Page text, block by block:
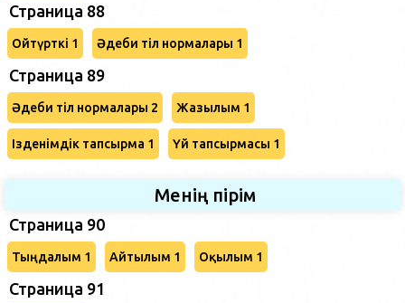
Страница 88
Ойтүрткі 1 Әдеби тіл нормалары 1
Страница 89
Әдеби тіл нормалары 2 Жазылым 1
Ізденімдік тапсырма 1 Үй тапсырмасы 1
Менің пірім
Страница 90
Тыңдалым 1 Айтылым 1 Оқылым 1
Страница 91